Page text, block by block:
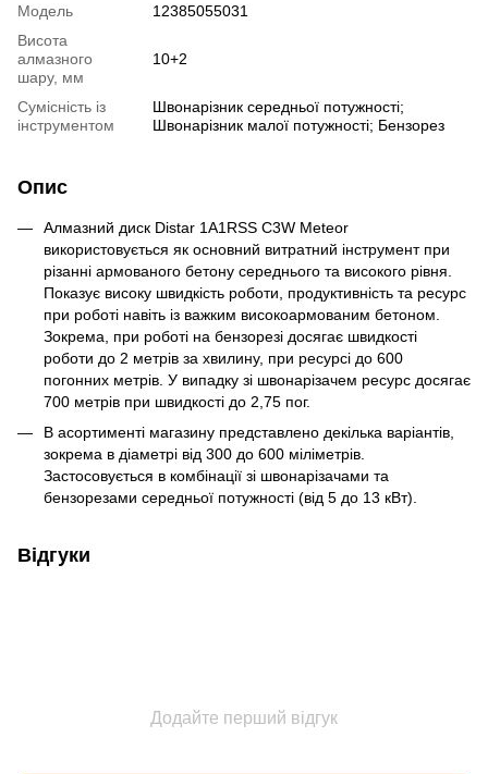
Модель
12385055031
Висота
алмазного
шару, мм
10+2
Сумісність із
інструментом
Швонарізник середньої потужності;
Швонарізник малої потужності; Бензорез
Опис
Алмазний диск Distar 1A1RSS C3W Meteor
використовується як основний витратний інструмент при
різанні армованого бетону середнього та високого рівня.
Показує високу швидкість роботи, продуктивність та ресурс
при роботі навіть із важким високоармованим бетоном.
Зокрема, при роботі на бензорезі досягає швидкості
роботи до 2 метрів за хвилину, при ресурсі до 600
погонних метрів. У випадку зі швонарізачем ресурс досягає
700 метрів при швидкості до 2,75 пог.
В асортименті магазину представлено декілька варіантів,
зокрема в діаметрі від 300 до 600 міліметрів.
Застосовується в комбінації зі швонарізачами та
бензорезами середньої потужності (від 5 до 13 кВт).
Відгуки
Додайте перший відгук